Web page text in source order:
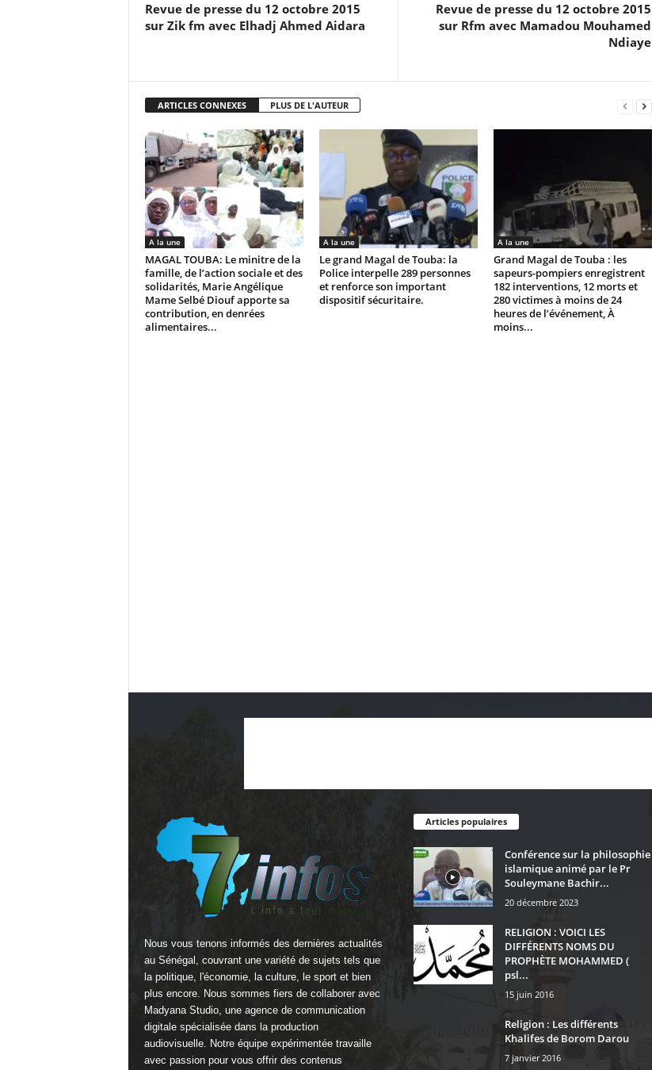
Revue de presse du 12 octobre 2015
sur Zik fm avec Elhadj Ahmed Aidara
Revue de presse du 12 octobre 2015
sur Rfm avec Mamadou Mouhamed
Ndiaye
ARTICLES CONNEXES PLUS DE L'AUTEUR
A la une
MAGAL TOUBA: Le minitre de la
famille, de l’action sociale et des
solidarités, Marie Angélique
Mame Selbé Diouf apporte sa
contribution, en denrées
alimentaires...
A la une
Le grand Magal de Touba: la
Police interpelle 289 personnes
et renforce son important
dispositif sécuritaire.
A la une
Grand Magal de Touba : les
sapeurs-pompiers enregistrent
182 interventions, 12 morts et
280 victimes à moins de 24
heures de l’événement, À
moins...
Nous vous tenons informés des dernières actualités
au Sénégal, couvrant une variété de sujets tels que
la politique, l'économie, la culture, le sport et bien
plus encore. Nous sommes fiers de collaborer avec
Madyana Studio, une agence de communication
digitale spécialisée dans la production
audiovisuelle. Notre équipe expérimentée travaille
avec passion pour vous offrir des contenus
Articles populaires
Conférence sur la philosophie
islamique animé par le Pr
Souleymane Bachir...
20 décembre 2023
RELIGION : VOICI LES
DIFFÉRENTS NOMS DU
PROPHÈTE MOHAMMED (
psl...
15 juin 2016
Religion : Les différents
Khalifes de Borom Darou
7 janvier 2016